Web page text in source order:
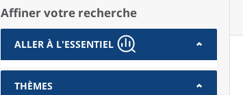
Affiner votre recherche
ALLER À L'ESSENTIEL
THÈMES